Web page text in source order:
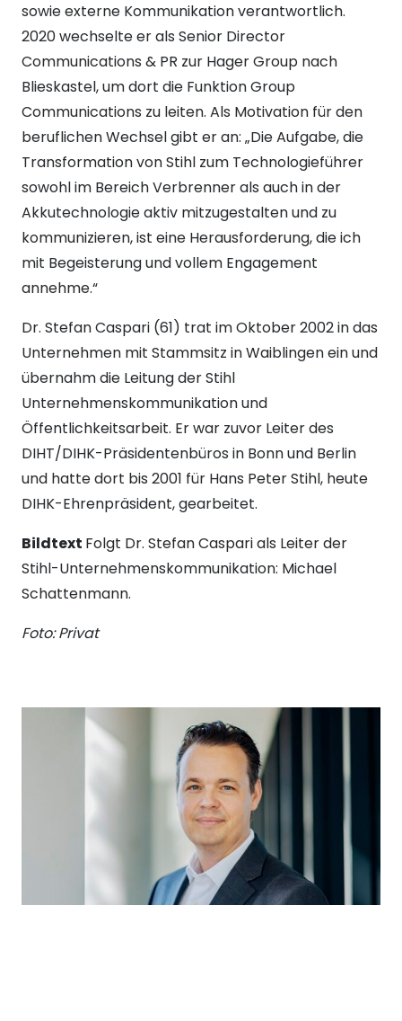
sowie externe Kommunikation verantwortlich.
2020 wechselte er als Senior Director
Communications & PR zur Hager Group nach
Blieskastel, um dort die Funktion Group
Communications zu leiten. Als Motivation für den
beruflichen Wechsel gibt er an: „Die Aufgabe, die
Transformation von Stihl zum Technologieführer
sowohl im Bereich Verbrenner als auch in der
Akkutechnologie aktiv mitzugestalten und zu
kommunizieren, ist eine Herausforderung, die ich
mit Begeisterung und vollem Engagement
annehme.“
Dr. Stefan Caspari (61) trat im Oktober 2002 in das
Unternehmen mit Stammsitz in Waiblingen ein und
übernahm die Leitung der Stihl
Unternehmenskommunikation und
Öffentlichkeitsarbeit. Er war zuvor Leiter des
DIHT/DIHK-Präsidentenbüros in Bonn und Berlin
und hatte dort bis 2001 für Hans Peter Stihl, heute
DIHK-Ehrenpräsident, gearbeitet.
Bildtext Folgt Dr. Stefan Caspari als Leiter der
Stihl-Unternehmenskommunikation: Michael
Schattenmann.
Foto: Privat